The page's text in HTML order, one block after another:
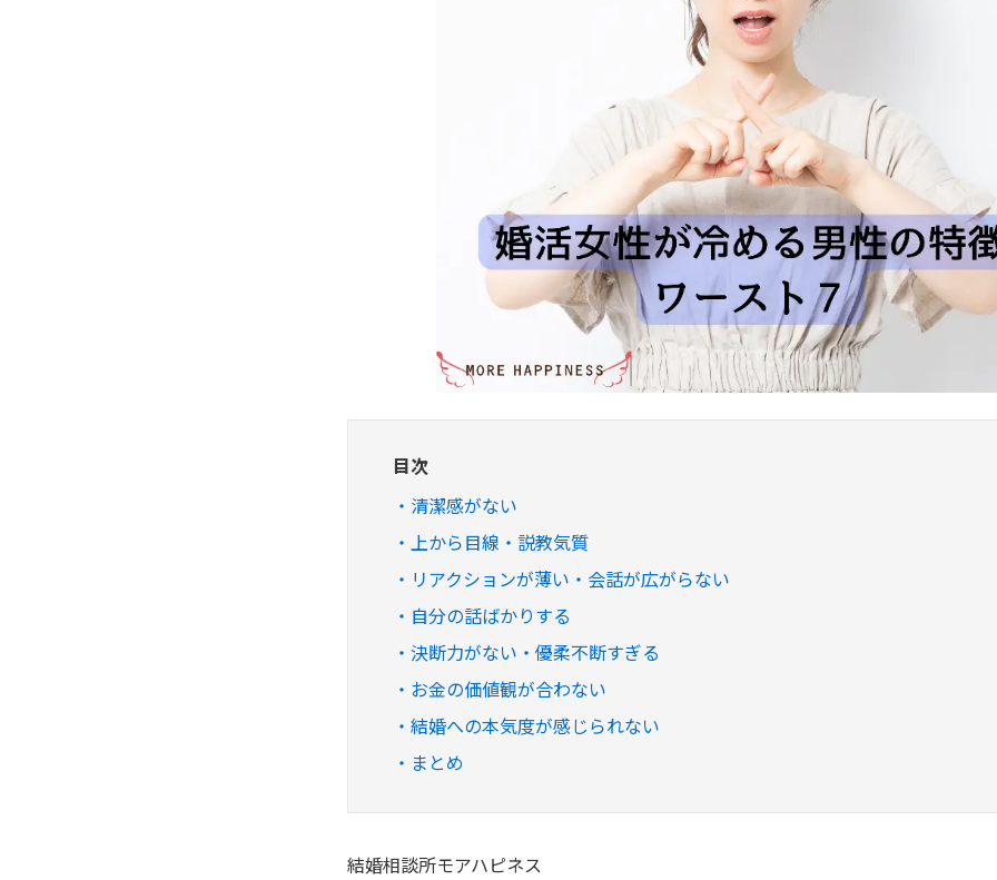
目次
清潔感がない
上から目線・説教気質
リアクションが薄い・会話が広がらない
自分の話ばかりする
決断力がない・優柔不断すぎる
お金の価値観が合わない
結婚への本気度が感じられない
まとめ
結婚相談所モアハピネス